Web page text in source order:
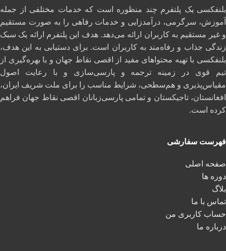
بلنفکسی یک پلتفرم چند منظوره است که خدمات مختلفی از جمله
آموزش، سرگرمی، درآمدزایی و خدمات رفاهی را به صورت مستقیم
و غیر مستقیم به کاربران ارائه می‌دهد. هدف این پلتفرم ارائه یک سبک
زندگی جذاب و رفاه‌مند به کاربران است. برای دستیابی به این هدف،
بلنفکسی با تهیه محتواهای مفید از اقصی نقاط جهان و با بهره‌گیری از
تیم قوی در زمینه ترجمه و پارسی‌سازی و با رعایت اصول
مقیاس‌پذیری و هم‌سطحی، شرایط مناسب را برای ملت شریف ایران،
افغانستان، تاجیکستان و تمامی پارسی‌زبانان اقصی نقاط جهان فراهم
کرده است.
فهرست سفارشی
صفحه اصلی
دوره ها
بلاگ
تماس با ما
حساب کاربری من
درباره ما